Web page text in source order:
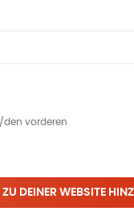
den vorderen
ZU DEINER WEBSITE